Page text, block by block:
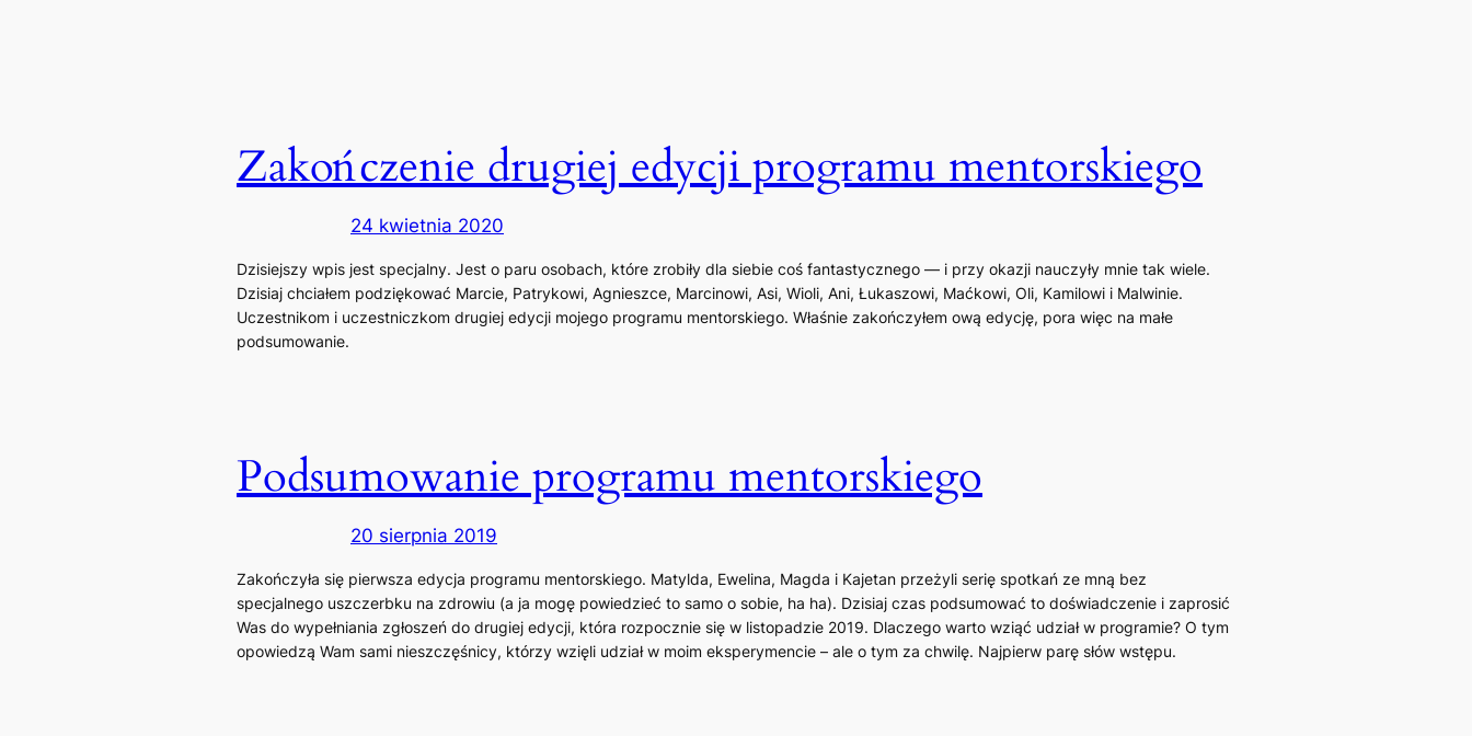
Zakończenie drugiej edycji programu mentorskiego
24 kwietnia 2020
Dzisiejszy wpis jest specjalny. Jest o paru osobach, które zrobiły dla siebie coś fantastycznego — i przy okazji nauczyły mnie tak wiele.
Dzisiaj chciałem podziękować Marcie, Patrykowi, Agnieszce, Marcinowi, Asi, Wioli, Ani, Łukaszowi, Maćkowi, Oli, Kamilowi i Malwinie.
Uczestnikom i uczestniczkom drugiej edycji mojego programu mentorskiego. Właśnie zakończyłem ową edycję, pora więc na małe
podsumowanie.
Podsumowanie programu mentorskiego
20 sierpnia 2019
Zakończyła się pierwsza edycja programu mentorskiego. Matylda, Ewelina, Magda i Kajetan przeżyli serię spotkań ze mną bez
specjalnego uszczerbku na zdrowiu (a ja mogę powiedzieć to samo o sobie, ha ha). Dzisiaj czas podsumować to doświadczenie i zaprosić
Was do wypełniania zgłoszeń do drugiej edycji, która rozpocznie się w listopadzie 2019. Dlaczego warto wziąć udział w programie? O tym
opowiedzą Wam sami nieszczęśnicy, którzy wzięli udział w moim eksperymencie – ale o tym za chwilę. Najpierw parę słów wstępu.